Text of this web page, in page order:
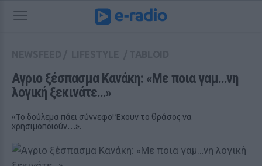
Αγριο ξέσπασμα Κανάκη: «Με ποια γαμ…νη
λογική ξεκινάτε…»
«Το δούλεμα πάει σύννεφο! Έχουν το θράσος να
χρησιμοποιούν…».